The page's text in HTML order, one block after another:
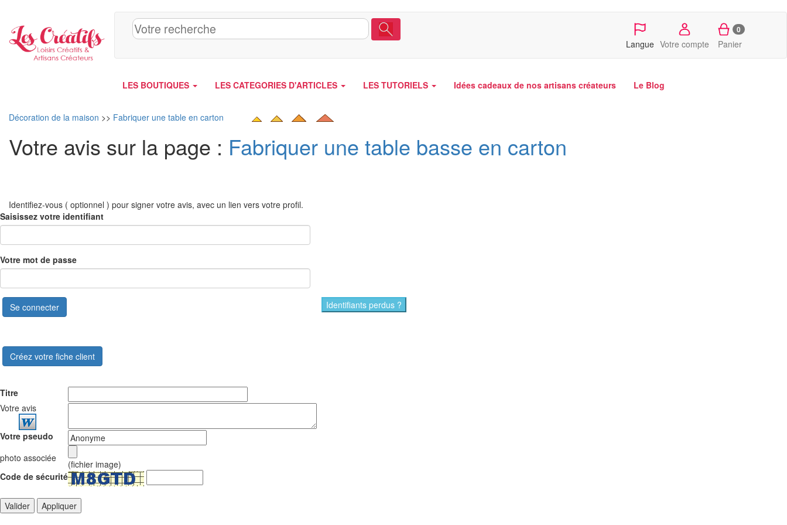
Langue Votre compte
0
Panier
LES BOUTIQUES LES CATEGORIES D'ARTICLES LES TUTORIELS Idées cadeaux de nos artisans créateurs Le Blog
Décoration de la maison >> Fabriquer une table en carton
Votre avis sur la page : Fabriquer une table basse en carton
Identifiez-vous ( optionnel ) pour signer votre avis, avec un lien vers votre profil.
Saisissez votre identifiant
Votre mot de passe
Se connecter Identifiants perdus ?
Créez votre fiche client
Titre
Votre avis
Votre pseudo
photo associée
(fichier image)
Code de sécurité